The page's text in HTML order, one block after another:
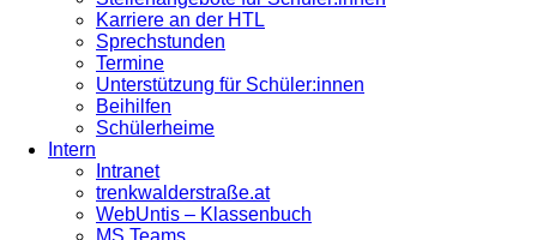
Karriere an der HTL
Sprechstunden
Termine
Unterstützung für Schüler:innen
Beihilfen
Schülerheime
Intern
Intranet
trenkwalderstraße.at
WebUntis – Klassenbuch
MS Teams